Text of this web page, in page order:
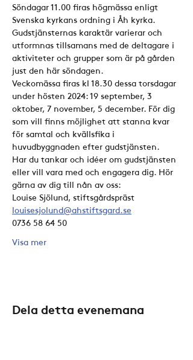
Söndagar 11.00 firas högmässa enligt
Svenska kyrkans ordning i Åh kyrka.
Gudstjänsternas karaktär varierar och
utformnas tillsamans med de deltagare i
aktiviteter och grupper som är på gården
just den här söndagen.
Veckomässa firas kl 18.30 dessa torsdagar
under hösten 2024: 19 september, 3
oktober, 7 november, 5 december. För dig
som vill finns möjlighet att stanna kvar
för samtal och kvällsfika i
huvudbyggnaden efter gudstjänsten.
Har du tankar och idéer om gudstjänsten
eller vill vara med och engagera dig. Hör
gärna av dig till nån av oss:
Louise Sjölund, stiftsgårdspräst
louisesjolund@ahstiftsgard.se
0736 58 64 50
Visa mer
Dela detta evenemang